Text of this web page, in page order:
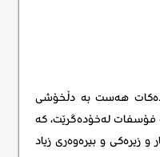
هەست بە دڵخۆشی
فۆسفات لەخۆدەگرێت، کە
زیرەکی و بیرەوەری زیاد